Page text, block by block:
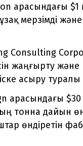
арасындағы $1
мерзімді
Consulting
жаңғырту және
асыру туралы
арасындағы
тонна дайын
өндіретін